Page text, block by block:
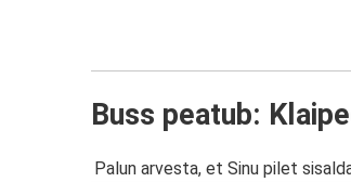
Buss peatub:
Palun arvesta, et Sinu pilet